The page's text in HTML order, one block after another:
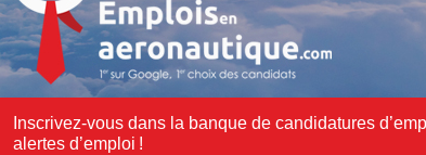
Inscrivez-vous dans la banque de candidatures
alertes d’emploi !